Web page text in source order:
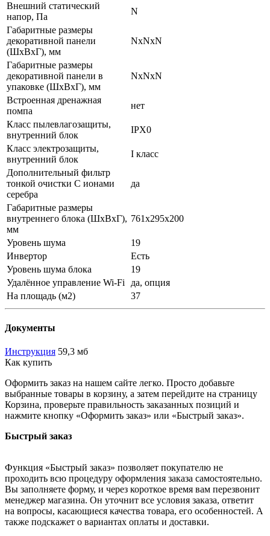
Внешний статический
напор, Па
N
Габаритные размеры
декоративной панели
(ШxВxГ), мм
NxNxN
Габаритные размеры
декоративной панели в
упаковке (ШxВxГ), мм
NxNxN
Встроенная дренажная
помпа
нет
Класс пылевлагозащиты,
внутренний блок
IPX0
Класс электрозащиты,
внутренний блок
I класс
Дополнительный фильтр
тонкой очистки С ионами
серебра
да
Габаритные размеры
внутреннего блока (ШхВхГ),
мм
761x295x200
Уровень шума
19
Инвертор
Есть
Уровень шума блока
19
Удалённое управление Wi-Fi
да, опция
На площадь (м2)
37
Документы
Инструкция 59,3 мб
Как купить
Оформить заказ на нашем сайте легко. Просто добавьте
выбранные товары в корзину, а затем перейдите на страницу
Корзина, проверьте правильность заказанных позиций и
нажмите кнопку «Оформить заказ» или «Быстрый заказ».
Быстрый заказ
Функция «Быстрый заказ» позволяет покупателю не
проходить всю процедуру оформления заказа самостоятельно.
Вы заполняете форму, и через короткое время вам перезвонит
менеджер магазина. Он уточнит все условия заказа, ответит
на вопросы, касающиеся качества товара, его особенностей. А
также подскажет о вариантах оплаты и доставки.